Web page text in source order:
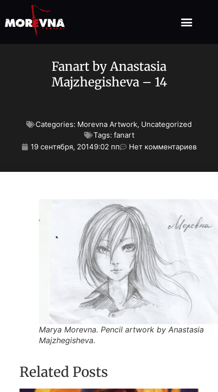
Fanart by Anastasia
Majzhegisheva – 14
Categories: Morevna Artwork, Uncategorized
Tags: fanart
19 сентября, 20149:02 пп Нет комментариев
Marya Morevna. Pencil artwork by Anastasia
Majzhegisheva.
Related Posts